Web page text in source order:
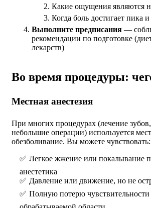
Какие ощущения являются
Когда боль достигает пика
Выполните предписания —
рекомендации по подготовке
лекарств)
Во время процедуры:
Местная анестезия
При многих процедурах (лечение
небольшие операции) используется
обезболивание. Вы можете чувствовать:
Легкое жжение или покалывание
анестетика
Давление или движение, но не
Полную потерю чувствительности